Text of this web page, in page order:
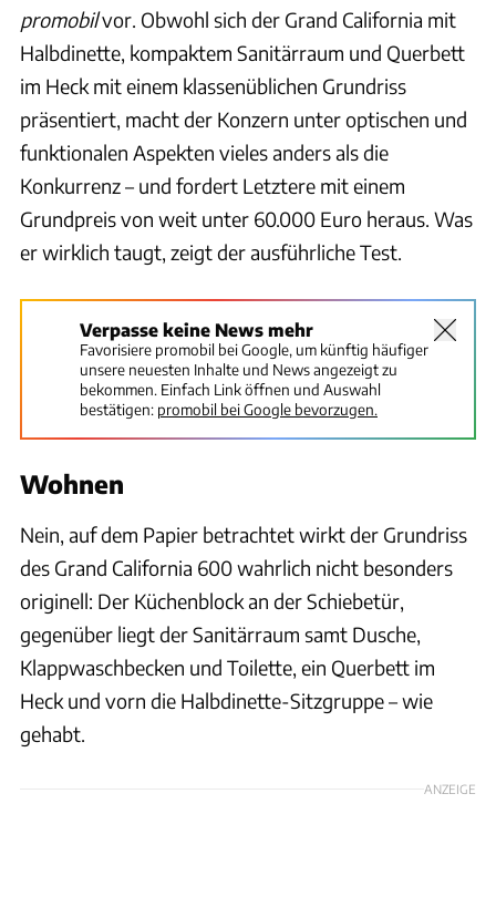
promobilvor. Obwohl sich der Grand California mit
Halbdinette, kompaktem Sanitärraum und Querbett
im Heck mit einem klassenüblichen Grundriss
präsentiert, macht der Konzern unter optischen und
funktionalen Aspekten vieles anders als die
Konkurrenz – und fordert Letztere mit einem
Grundpreis von weit unter 60.000 Euro heraus. Was
er wirklich taugt, zeigt der ausführliche Test.
Verpasse keine News mehr
Favorisiere promobil bei Google, um künftig häufiger
unsere neuesten Inhalte und News angezeigt zu
bekommen. Einfach Link öffnen und Auswahl
bestätigen: promobil bei Google bevorzugen.
Wohnen
Nein, auf dem Papier betrachtet wirkt der Grundriss
des Grand California 600 wahrlich nicht besonders
originell: Der Küchenblock an der Schiebetür,
gegenüber liegt der Sanitärraum samt Dusche,
Klappwaschbecken und Toilette, ein Querbett im
Heck und vorn die Halbdinette-Sitzgruppe – wie
gehabt.
ANZEIGE